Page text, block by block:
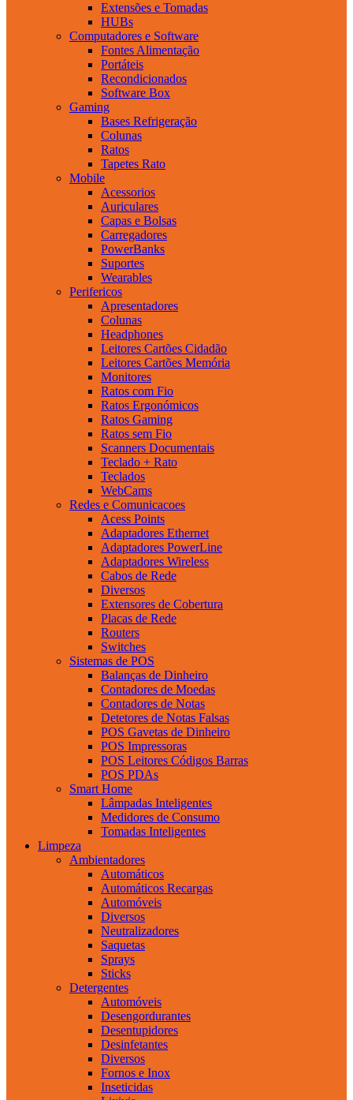
Extensões e Tomadas
HUBs
Computadores e Software
Fontes Alimentação
Portáteis
Recondicionados
Software Box
Gaming
Bases Refrigeração
Colunas
Ratos
Tapetes Rato
Mobile
Acessorios
Auriculares
Capas e Bolsas
Carregadores
PowerBanks
Suportes
Wearables
Perifericos
Apresentadores
Colunas
Headphones
Leitores Cartões Cidadão
Leitores Cartões Memória
Monitores
Ratos com Fio
Ratos Ergonómicos
Ratos Gaming
Ratos sem Fio
Scanners Documentais
Teclado + Rato
Teclados
WebCams
Redes e Comunicacoes
Acess Points
Adaptadores Ethernet
Adaptadores PowerLine
Adaptadores Wireless
Cabos de Rede
Diversos
Extensores de Cobertura
Placas de Rede
Routers
Switches
Sistemas de POS
Balanças de Dinheiro
Contadores de Moedas
Contadores de Notas
Detetores de Notas Falsas
POS Gavetas de Dinheiro
POS Impressoras
POS Leitores Códigos Barras
POS PDAs
Smart Home
Lâmpadas Inteligentes
Medidores de Consumo
Tomadas Inteligentes
Limpeza
Ambientadores
Automáticos
Automáticos Recargas
Automóveis
Diversos
Neutralizadores
Saquetas
Sprays
Sticks
Detergentes
Automóveis
Desengordurantes
Desentupidores
Desinfetantes
Diversos
Fornos e Inox
Inseticidas